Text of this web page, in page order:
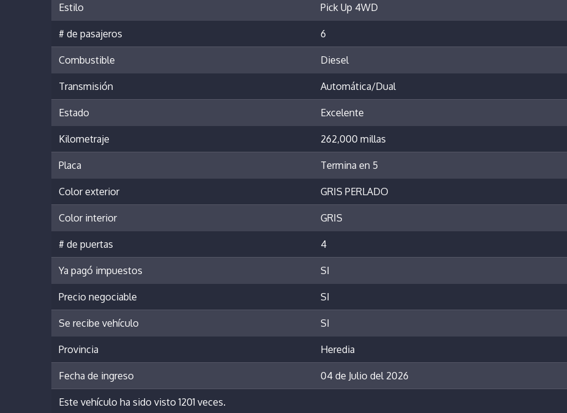
Estilo Pick Up 4WD
# de pasajeros 6
Combustible Diesel
Transmisión Automática/Dual
Estado Excelente
Kilometraje 262,000 millas
Placa Termina en 5
Color exterior GRIS PERLADO
Color interior GRIS
# de puertas 4
Ya pagó impuestos SI
Precio negociable SI
Se recibe vehículo SI
Provincia Heredia
Fecha de ingreso 04 de Julio del 2026
Este vehículo ha sido visto 1201 veces.